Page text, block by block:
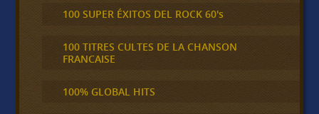
100 SUPER ÉXITOS DEL ROCK 60's
100 TITRES CULTES DE LA CHANSON
FRANCAISE
100% GLOBAL HITS